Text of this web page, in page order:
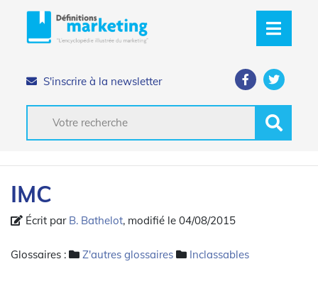
S'inscrire à la newsletter
IMC
Écrit par B. Bathelot, modifié le 04/08/2015
Glossaires : Z'autres glossaires Inclassables